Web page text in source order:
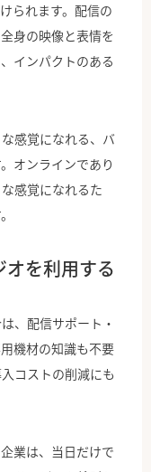
られます。配信の
身の映像と表情を
インパクトのある
感覚になれる、バ
オンラインであり
感覚になれるた
を利用する
、配信サポート・
機材の知識も不要
コストの削減にも
業は、当日だけで